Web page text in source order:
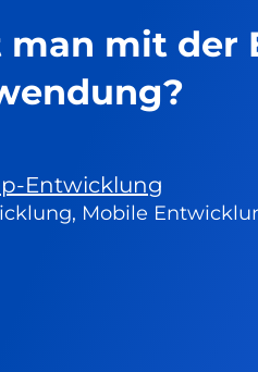
mit der
Entwicklung
Mobile